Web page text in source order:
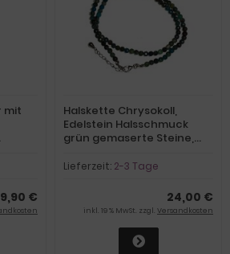
mit
€
Halskette Chrysokoll,
Edelstein Halsschmuck
grün gemaserte Steine,
Verlängerung
Lieferzeit: 2-3 Tage
24,00 €
inkl. 19 % MwSt. zzgl. Versandkosten